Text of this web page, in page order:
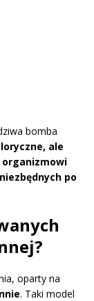
bomba
ale
po
oparty na
. Taki model